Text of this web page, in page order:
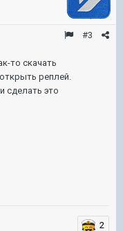
#3
то скачать
реплей.
сделать это
2